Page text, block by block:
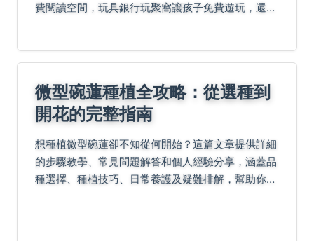
費閱讀空間，玩具銀行玩聚窩讓孩子免費遊玩，還有
程吧！
微型碗蓮種植全攻略：從選種到
開花的完整指南
想種植微型碗蓮卻不知從何開始？這篇文章提供詳細
的步驟教學、常見問題解答和個人經驗分享，涵蓋品
種選擇、種植技巧、日常養護及疑難排解，幫助你輕